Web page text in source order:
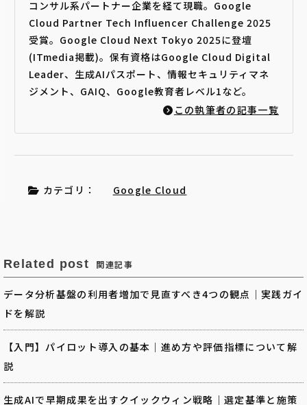
コンサル系パートナー企業を経て現職。Google
Cloud Partner Tech Influencer Challenge 2025
受賞。Google Cloud Next Tokyo 2025に登壇
(ITmedia掲載)。保有資格はGoogle Cloud Digital
Leader、生成AIパスポート、情報セキュリティマネ
ジメント、GAIQ、Google教育者レベル1など。
この執筆者の記事一覧
カテゴリ： Google Cloud
Related post 関連記事
データ分析基盤の利用者増加で見直すべき4つの観点｜実践ガイ
ドを解説
【入門】パイロット導入の基本｜進め方や評価指標について解
説
生成AIで早期成果を出すクイックウィン戦略｜選定基準と施策